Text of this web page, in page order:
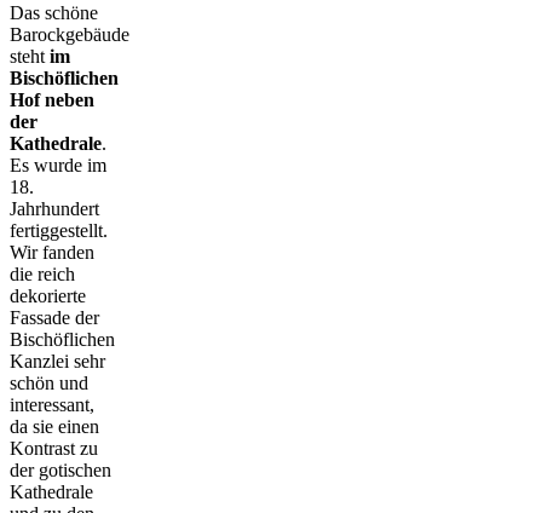
Das schöne
Barockgebäude
steht im
Bischöflichen
Hof neben
der
Kathedrale.
Es wurde im
18.
Jahrhundert
fertiggestellt.
Wir fanden
die reich
dekorierte
Fassade der
Bischöflichen
Kanzlei sehr
schön und
interessant,
da sie einen
Kontrast zu
der gotischen
Kathedrale